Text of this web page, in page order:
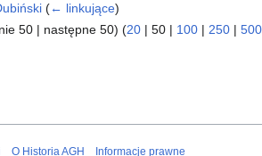
(← linkujące)
50 | następne 50) (20 | 50 | 100 | 250 | 500
O Historia AGH Informacje prawne